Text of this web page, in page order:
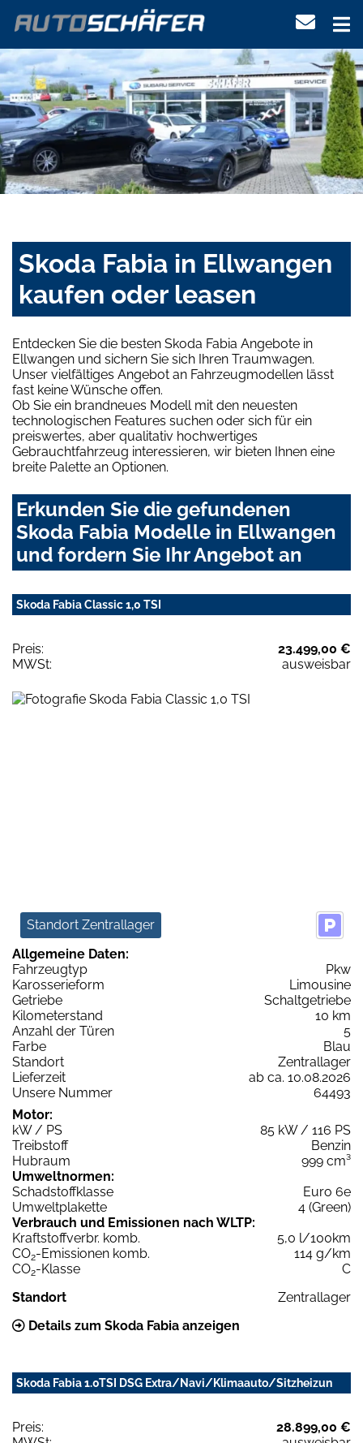
Skoda Fabia in Ellwangen
kaufen oder leasen
Entdecken Sie die besten Skoda Fabia Angebote in
Ellwangen und sichern Sie sich Ihren Traumwagen.
Unser vielfältiges Angebot an Fahrzeugmodellen lässt
fast keine Wünsche offen.
Ob Sie ein brandneues Modell mit den neuesten
technologischen Features suchen oder sich für ein
preiswertes, aber qualitativ hochwertiges
Gebrauchtfahrzeug interessieren, wir bieten Ihnen eine
breite Palette an Optionen.
Erkunden Sie die gefundenen
Skoda Fabia Modelle in Ellwangen
und fordern Sie Ihr Angebot an
Skoda Fabia Classic 1,0 TSI
Preis:
23.499,00 €
MWSt:
ausweisbar
Standort Zentrallager
Allgemeine Daten:
Fahrzeugtyp
Pkw
Karosserieform
Limousine
Getriebe
Schaltgetriebe
Kilometerstand
10 km
Anzahl der Türen
5
Farbe
Blau
Standort
Zentrallager
Lieferzeit
ab ca. 10.08.2026
Unsere Nummer
64493
Motor:
kW / PS
85 kW / 116 PS
Treibstoff
Benzin
Hubraum
999 cm³
Umweltnormen:
Schadstoffklasse
Euro 6e
Umweltplakette
4 (Green)
Verbrauch und Emissionen nach WLTP:
Kraftstoffverbr. komb.
5,0 l/100km
CO2-Emissionen komb.
114 g/km
CO2-Klasse
C
Standort
Zentrallager
Details zum Skoda Fabia anzeigen
Skoda Fabia 1.0TSI DSG Extra/Navi/Klimaauto/Sitzheizun
Preis:
28.899,00 €